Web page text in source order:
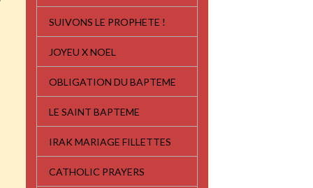
SUIVONS LE PROPHETE !
JOYEU X NOEL
OBLIGATION DU BAPTEME
LE SAINT BAPTEME
IRAK MARIAGE FILLETTES
CATHOLIC PRAYERS